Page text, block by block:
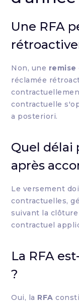
Une RFA
Non, une
réclamée
contractuelle
a posteriori.
Quel délai
après
Le versement
contractuelles,
suivant la
contractuel
La RFA
?
Oui, la RFA